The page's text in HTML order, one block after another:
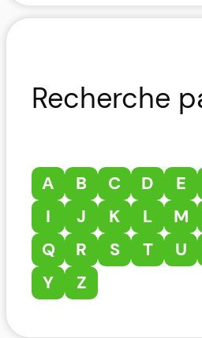
Recherche
A B C D E
I
J K L M
Q
R S T U
Y
Z